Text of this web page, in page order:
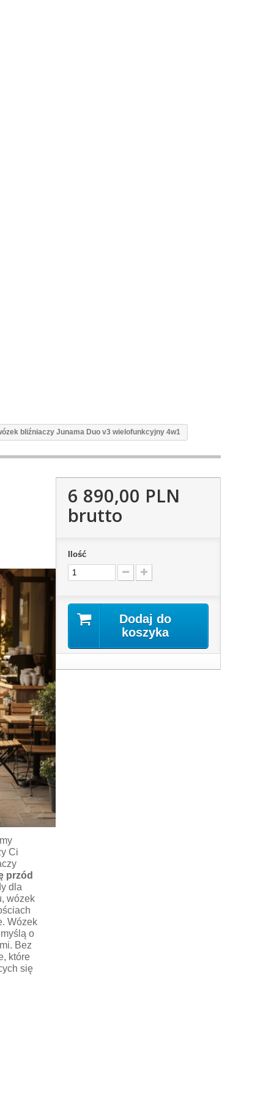
bliźniaczy Junama Duo v3 wielofunkcyjny 4w1
Ci
przód
dla
wózek
Wózek
o
Bez
które
się
6 890,00 PLN
brutto
Ilość
Dodaj do
koszyka